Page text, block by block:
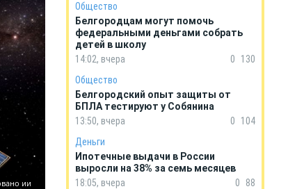
ии
Общество
Белгородцам могут помочь
федеральными деньгами собрать
детей в школу
14:02, вчера
0
130
Общество
Белгородский опыт защиты от
БПЛА тестируют у Собянина
13:50, вчера
0
104
Деньги
Ипотечные выдачи в России
выросли на 38% за семь месяцев
18:05, вчера
0
88